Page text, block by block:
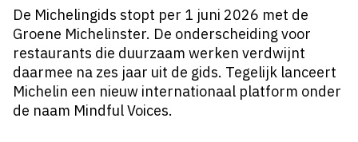
De Michelingids stopt per 1 juni 2026 met de
Groene Michelinster. De onderscheiding voor
restaurants die duurzaam werken verdwijnt
daarmee na zes jaar uit de gids. Tegelijk lanceert
Michelin een nieuw internationaal platform onder
de naam Mindful Voices.